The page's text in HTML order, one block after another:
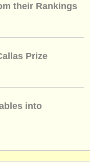
their Rankings
Prize
into